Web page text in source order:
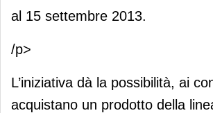
al 15 settembre 2013.
/p>
L’iniziativa dà la possibilità, ai
acquistano un prodotto della